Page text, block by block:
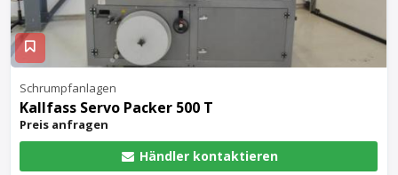
Schrumpfanlagen
Kallfass Servo Packer 500 T
Preis anfragen
Händler kontaktieren